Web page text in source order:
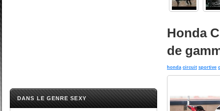
DANS LE GENRE SEXY
Honda
de
honda circuit sportive